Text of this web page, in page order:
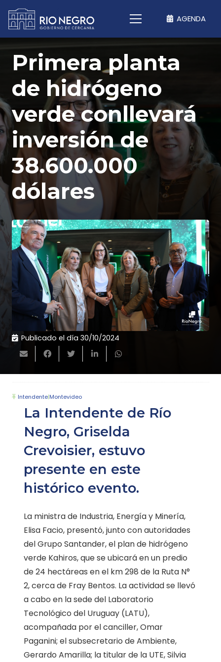
AGENDA
Primera planta
de hidrógeno
verde conllevará
inversión de
38.600.000
dólares
Publicado el día 30/10/2024
Intendente|Montevideo
La Intendente de Río
Negro, Griselda
Crevoisier, estuvo
presente en este
histórico evento.
La ministra de Industria, Energía y Minería,
Elisa Facio, presentó, junto con autoridades
del Grupo Santander, el plan de hidrógeno
verde Kahiros, que se ubicará en un predio
de 24 hectáreas en el km 298 de la Ruta N°
2, cerca de Fray Bentos. La actividad se llevó
a cabo en la sede del Laboratorio
Tecnológico del Uruguay (LATU),
acompañada por el canciller, Omar
Paganini; el subsecretario de Ambiente,
Gerardo Amarilla; la titular de la UTE, Silvia